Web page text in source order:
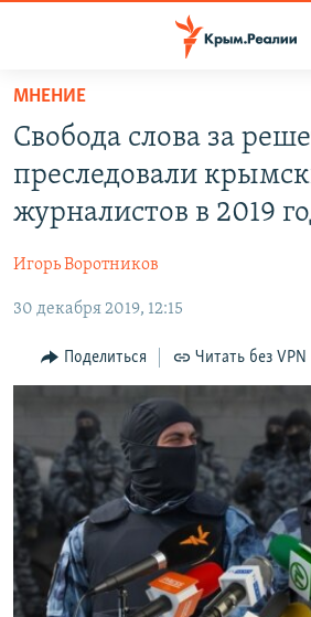
Вернуться
основному
содержанию
Вернутся
главной
навигации
Вернутся
поиску
НОВОСТИ
СПЕЦПРОЕКТЫ
11 ЛЕТ ОККУПАЦИИ КРЫМА. 11 ИСТОРИЙ
ВОДА
ЕЩЕ
ИНТЕРАКТИВ
ИНФОГРАФИКА
ТЕЛЕПРОЕКТ КРЫМ.РЕАЛИИ
СОВЕТЫ ПРАВОЗАЩИТНИКОВ
ПРОПАВШИЕ БЕЗ ВЕСТИ
ПОБЕДИТЕЛЕЙ НЕ СУДЯТ?
КРЫМ.НЕПОКОРЕННЫЙ
ELIFBE
РАДІО СВОБОДА
КАК ОБОЙТИ БЛОКИРОВКУ
Українською
Qırımtatar
ПРИСОЕДИНЯЙТЕСЬ!
МНЕНИЕ
Свобода слова за
преследовали
журналистов в 2019
Игорь Воротников
30 декабря 2019, 12:15
Поделиться Читать без VPN